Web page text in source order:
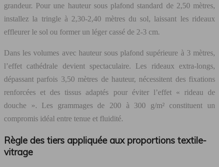
grandeur. Pour une hauteur sous plafond standard de 2,50 mètres,
installez la tringle à 2,30-2,40 mètres du sol, laissant les rideaux
effleurer le sol ou former un léger cassé de 2-3 cm.
Dans les volumes avec hauteur sous plafond supérieure à 3 mètres,
l’effet cathédrale devient spectaculaire. Les rideaux extra-longs,
dépassant parfois 3,50 mètres de hauteur, nécessitent des fixations
renforcées et des tissus adaptés pour éviter l’effet « rideau de
douche ». Les grammages de 200 à 300 g/m² constituent un
compromis idéal entre tenue et fluidité.
Règle des tiers appliquée aux proportions textile-
vitrage